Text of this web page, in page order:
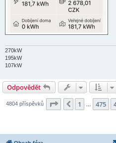
270kW
195kW
107kW
Odpovědět
4804 příspěvků Stránka 477 z481
Předchozí
1 … 475